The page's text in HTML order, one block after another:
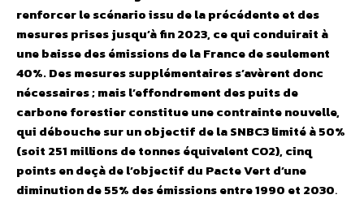
renforcer le scénario issu de la précédente et des
mesures prises jusqu’à fin 2023, ce qui conduirait à
une baisse des émissions de la France de seulement
40%. Des mesures supplémentaires s’avèrent donc
nécessaires ; mais l’effondrement des puits de
carbone forestier constitue une contrainte nouvelle,
qui débouche sur un objectif de la SNBC3 limité à 50%
(soit 251 millions de tonnes équivalent CO2), cinq
points en deçà de l’objectif du Pacte Vert d’une
diminution de 55% des émissions entre 1990 et 2030.